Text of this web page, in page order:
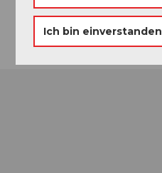
Ich bin einverstanden